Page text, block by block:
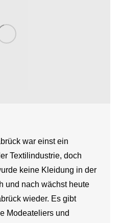
war einst ein
Textilindustrie, doch
keine Kleidung in der
und nach wächst heute
wieder. Es gibt
Modeateliers und